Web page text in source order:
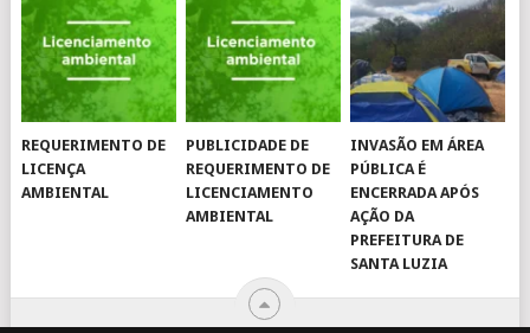
REQUERIMENTO DE
LICENÇA
AMBIENTAL
PUBLICIDADE DE
REQUERIMENTO DE
LICENCIAMENTO
AMBIENTAL
INVASÃO EM ÁREA
PÚBLICA É
ENCERRADA APÓS
AÇÃO DA
PREFEITURA DE
SANTA LUZIA